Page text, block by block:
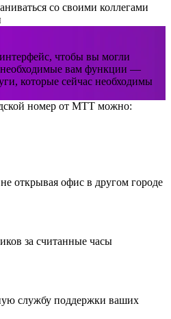
со своими коллегами
чтобы вы могли
вам функции —
которые сейчас необходимы
номер от МТТ можно:
открывая офис в другом городе
за считанные часы
службу поддержки ваших